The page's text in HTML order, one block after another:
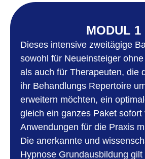
MODUL 1
Dieses intensive zweitägige
sowohl für Neueinsteiger
als auch für Therapeuten, die
ihr Behandlungs Repertoire
erweitern möchten, ein
gleich ein ganzes Paket sofort
Anwendungen für die Praxis
Die anerkannte und
Hypnose Grundausbildung gilt